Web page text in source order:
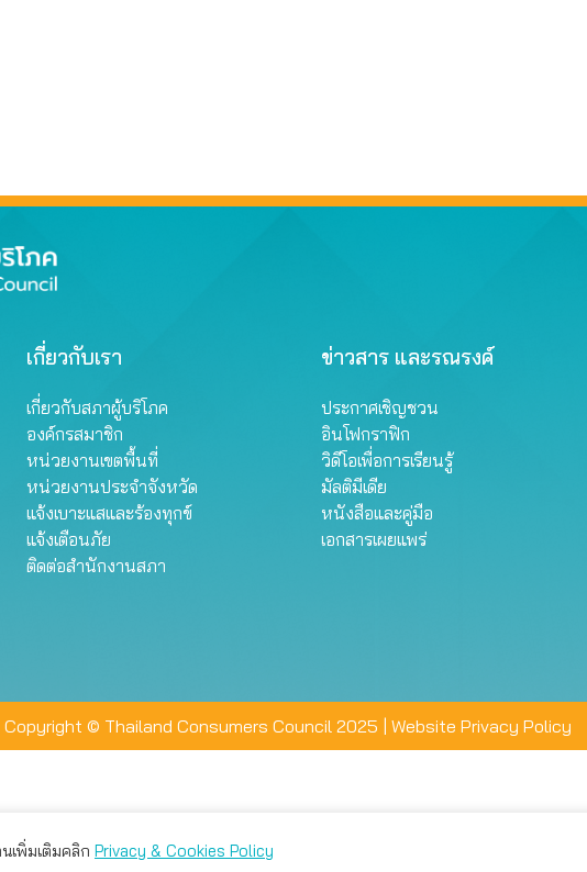
เกี่ยวกับเรา
เกี่ยวกับสภาผู้บริโภค
องค์กรสมาชิก
หน่วยงานเขตพื้นที่
หน่วยงานประจำจังหวัด
แจ้งเบาะแสและร้องทุกข์
แจ้งเตือนภัย
ติดต่อสำนักงานสภา
ข่าวสาร และรณรงค์
ประกาศเชิญชวน
อินโฟกราฟิก
วิดีโอเพื่อการเรียนรู้
มัลติมีเดีย
หนังสือและคู่มือ
เอกสารเผยแพร่
Copyright © Thailand Consumers Council 2025 | Website Privacy Policy
เพิ่มเติมคลิก Privacy & Cookies Policy
ท่าน คุณสามารถเลือกตั้งค่าความเป็นส่วนตัวได้